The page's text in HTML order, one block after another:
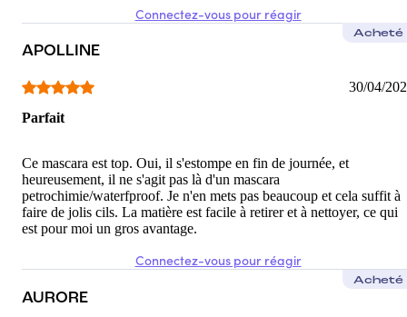
Connectez-vous pour réagir
APOLLINE
Acheté
30/04/
Parfait
Ce mascara est top. Oui, il s'estompe en fin de journée, et
heureusement, il ne s'agit pas là d'un mascara
petrochimie/waterfproof. Je n'en mets pas beaucoup et cela suffit à
faire de jolis cils. La matière est facile à retirer et à nettoyer, ce qui
est pour moi un gros avantage.
Connectez-vous pour réagir
AURORE
Acheté